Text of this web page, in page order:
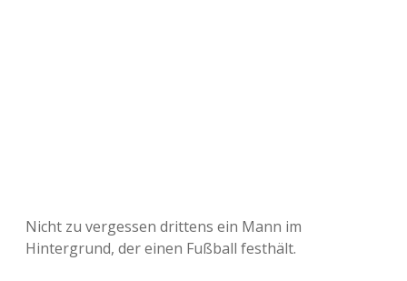
Nicht zu vergessen drittens ein Mann im
Hintergrund, der einen Fußball festhält.